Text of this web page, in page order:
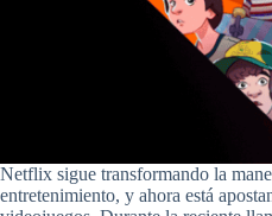
Netflix sigue transformando la
entretenimiento, y ahora está